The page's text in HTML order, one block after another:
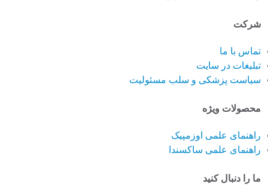
شرکت
تماس با ما
تبلیغات در سایت
سیاست پزشکی و سلب مسئولیت
محصولات ویژه
راهنمای علمی اوزمپیک
راهنمای علمی ساکسندا
ما را دنبال کنید